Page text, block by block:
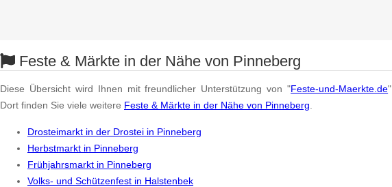
Feste & Märkte in der Nähe von Pinneberg
Diese Übersicht wird Ihnen mit freundlicher Unterstützung von "Feste-und-Maerkte.de
Dort finden Sie viele weitere Feste & Märkte in der Nähe von Pinneberg
Drosteimarkt in der Drostei in Pinneberg
Herbstmarkt in Pinneberg
Frühjahrsmarkt in Pinneberg
Volks- und Schützenfest in Halstenbek